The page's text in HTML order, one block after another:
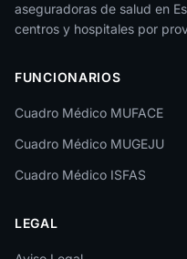
La Rioja
León
Lleida
Lugo
Málaga
aseguradoras de salud en
centros y hospitales por
FUNCIONARIOS
Cuadro Médico MUFACE
Cuadro Médico MUGEJU
Cuadro Médico ISFAS
LEGAL